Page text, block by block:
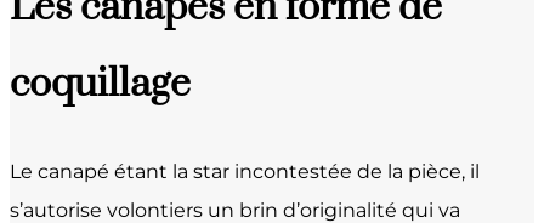
coquillage
Le canapé étant la star incontestée de la pièce, il
s’autorise volontiers un brin d’originalité qui va